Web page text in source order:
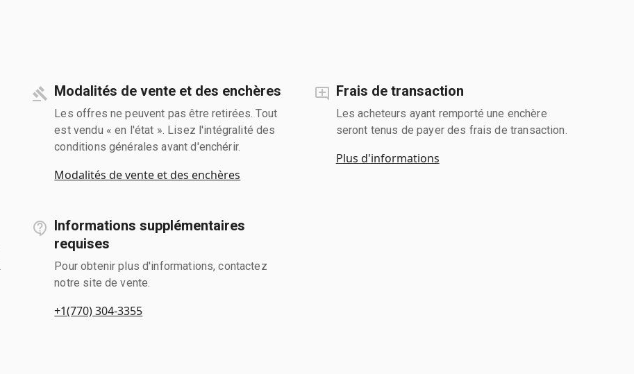
Modalités de vente et des enchères
Les offres ne peuvent pas être retirées. Tout
est vendu « en l'état ». Lisez l'intégralité des
conditions générales avant d'enchérir.
Modalités de vente et des enchères
Frais de transaction
Les acheteurs ayant remporté une enchère
seront tenus de payer des frais de transaction.
Plus d'informations
Informations supplémentaires
requises
Pour obtenir plus d'informations, contactez
notre site de vente.
+1(770) 304-3355